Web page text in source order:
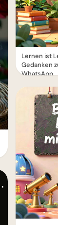
Lernen ist
Gedanken
WhatsApp.